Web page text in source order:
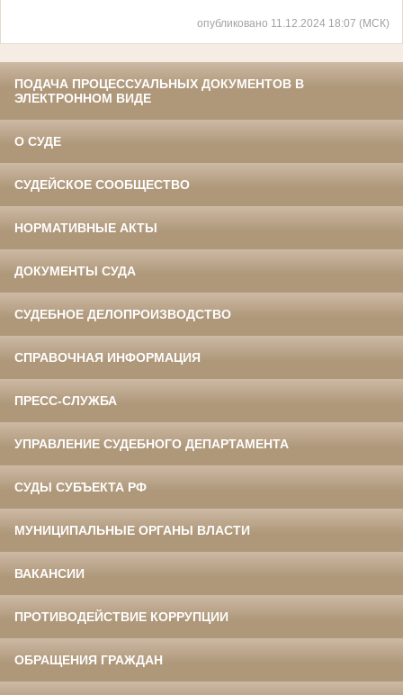
опубликовано 11.12.2024 18:07 (МСК)
ПОДАЧА ПРОЦЕССУАЛЬНЫХ ДОКУМЕНТОВ В
ЭЛЕКТРОННОМ ВИДЕ
О СУДЕ
СУДЕЙСКОЕ СООБЩЕСТВО
НОРМАТИВНЫЕ АКТЫ
ДОКУМЕНТЫ СУДА
СУДЕБНОЕ ДЕЛОПРОИЗВОДСТВО
СПРАВОЧНАЯ ИНФОРМАЦИЯ
ПРЕСС-СЛУЖБА
УПРАВЛЕНИЕ СУДЕБНОГО ДЕПАРТАМЕНТА
СУДЫ СУБЪЕКТА РФ
МУНИЦИПАЛЬНЫЕ ОРГАНЫ ВЛАСТИ
ВАКАНСИИ
ПРОТИВОДЕЙСТВИЕ КОРРУПЦИИ
ОБРАЩЕНИЯ ГРАЖДАН